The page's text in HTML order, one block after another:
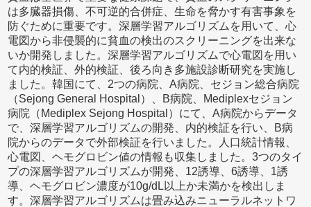
は多臓器損傷、不可逆的合併症、生命を脅かす有害事象を
防ぐために重要です。深層学習アルゴリズムを用いて、心
電図から非侵襲的に貧血の検出のスクリーニングを出来な
いか開発しました。深層学習アルゴリズムで心電図を用い
て内的検証、外的検証、後ろ向き多施設診断研究を実施し
ました。韓国にて、2つの病院、A病院、セジョン総合病院
（Sejong General Hospital）、B病院、Mediplexセジョン
病院（Mediplex Sejong Hospital）にて、A病院からデータ
で、深層学習アルゴリズムの開発、内的検証を行い、B病
院からのデータで外部検証を行いました。人口統計情報、
心電図、ヘモグロビン値の情報も収集しました。3つのタイ
プの深層学習アルゴリズムが開発、12誘導、6誘導、1誘
導、ヘモグロビン濃度が10g/dL以上か未満かを検出しま
す。深層学習アルゴリズムは畳み込みニューラルネットワ